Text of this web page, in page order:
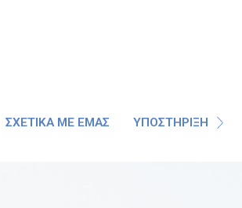
ΣΧΕΤΙΚΆ ΜΕ ΕΜΆΣ ΥΠΟΣΤΉΡΙΞΗ